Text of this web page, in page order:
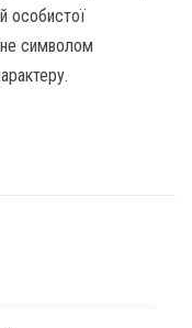
особистої
не символом